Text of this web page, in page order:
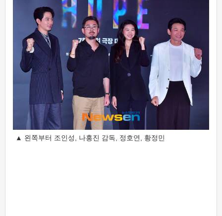
▲ 왼쪽부터 조인성, 나홍진 감독, 정호연, 황정민